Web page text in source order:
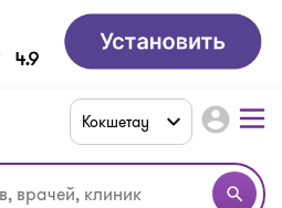
search
Кокшетау account_circle